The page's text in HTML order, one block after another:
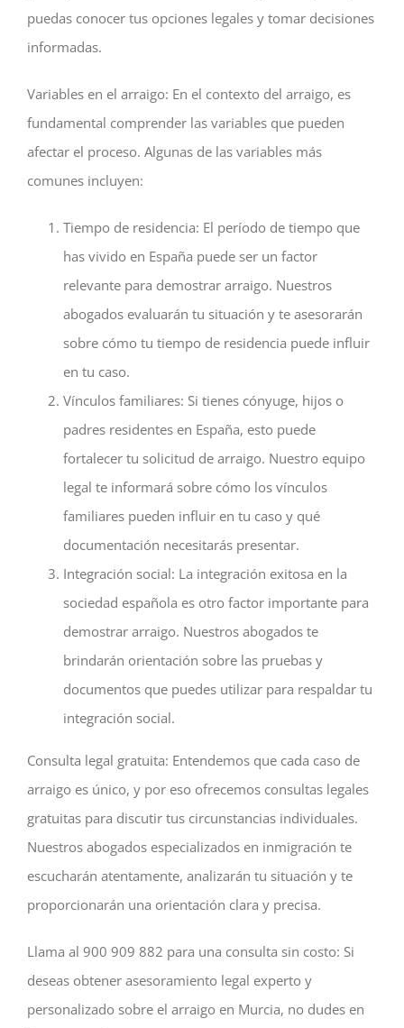
puedas conocer tus opciones legales y tomar decisiones
informadas.
Variables en el arraigo: En el contexto del arraigo, es
fundamental comprender las variables que pueden
afectar el proceso. Algunas de las variables más
comunes incluyen:
Tiempo de residencia: El período de tiempo que
has vivido en España puede ser un factor
relevante para demostrar arraigo. Nuestros
abogados evaluarán tu situación y te asesorarán
sobre cómo tu tiempo de residencia puede influir
en tu caso.
Vínculos familiares: Si tienes cónyuge, hijos o
padres residentes en España, esto puede
fortalecer tu solicitud de arraigo. Nuestro equipo
legal te informará sobre cómo los vínculos
familiares pueden influir en tu caso y qué
documentación necesitarás presentar.
Integración social: La integración exitosa en la
sociedad española es otro factor importante para
demostrar arraigo. Nuestros abogados te
brindarán orientación sobre las pruebas y
documentos que puedes utilizar para respaldar tu
integración social.
Consulta legal gratuita: Entendemos que cada caso de
arraigo es único, y por eso ofrecemos consultas legales
gratuitas para discutir tus circunstancias individuales.
Nuestros abogados especializados en inmigración te
escucharán atentamente, analizarán tu situación y te
proporcionarán una orientación clara y precisa.
Llama al 900 909 882 para una consulta sin costo: Si
deseas obtener asesoramiento legal experto y
personalizado sobre el arraigo en Murcia, no dudes en